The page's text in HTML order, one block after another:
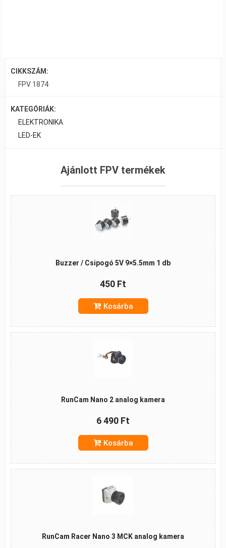
CIKKSZÁM:
FPV 1874
KATEGÓRIÁK:
ELEKTRONIKA
LED-EK
Ajánlott FPV termékek
Buzzer / Csipogó 5V 9×5.5mm 1 db
450 Ft
Kosárba
RunCam Nano 2 analog kamera
6 490 Ft
Kosárba
RunCam Racer Nano 3 MCK analog kamera